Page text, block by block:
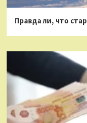
Правда ли, что